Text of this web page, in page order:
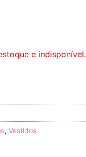
e indisponível.
, Vestidos